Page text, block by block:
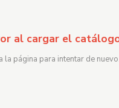
al cargar el
la página para intentar de